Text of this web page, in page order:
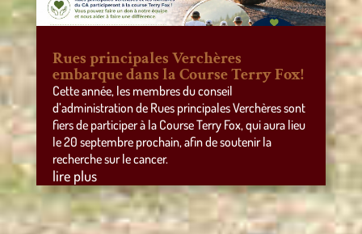
Rues principales Verchères
embarque dans la Course Terry Fox!
Cette année, les membres du conseil
d’administration de Rues principales Verchères sont
fiers de participer à la Course Terry Fox, qui aura lieu
le 20 septembre prochain, afin de soutenir la
recherche sur le cancer.
lire plus